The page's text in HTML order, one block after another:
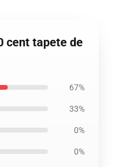
cent tapete de
67%
33%
0%
0%